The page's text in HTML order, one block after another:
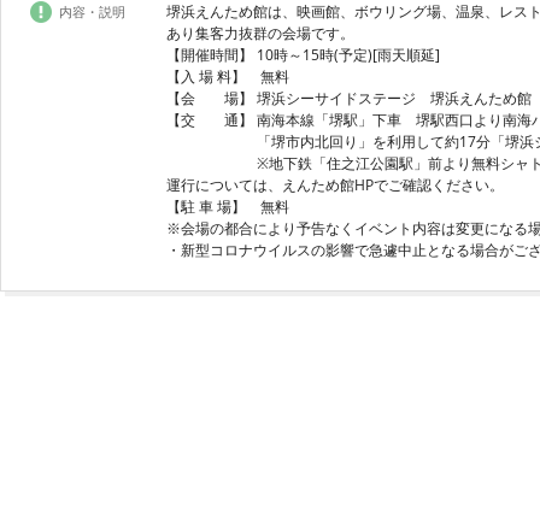
内容・説明
堺浜えんため館は、映画館、ボウリング場、温泉、レス
あり集客力抜群の会場です。
【開催時間】 10時～15時(予定)[雨天順延]
【入 場 料】 無料
【会 場】 堺浜シーサイドステージ 堺浜えんため
【交 通】 南海本線「堺駅」下車 堺駅西口より南海
「堺市内北回り」を利用して約17分「堺浜シ
※地下鉄「住之江公園駅」前より無料シャト
運行については、えんため館HPでご確認ください。
【駐 車 場】 無料
※会場の都合により予告なくイベント内容は変更にな